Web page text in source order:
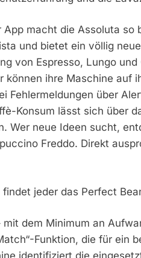
macht die Assoluta so
und bietet ein völlig
von Espresso, Lungo
können ihre Maschine auf
Fehlermeldungen über
Konsum lässt sich über
Wer neue Ideen sucht,
Freddo. Direkt
jeder das Perfect
dem Minimum an
Funktion, die für ein